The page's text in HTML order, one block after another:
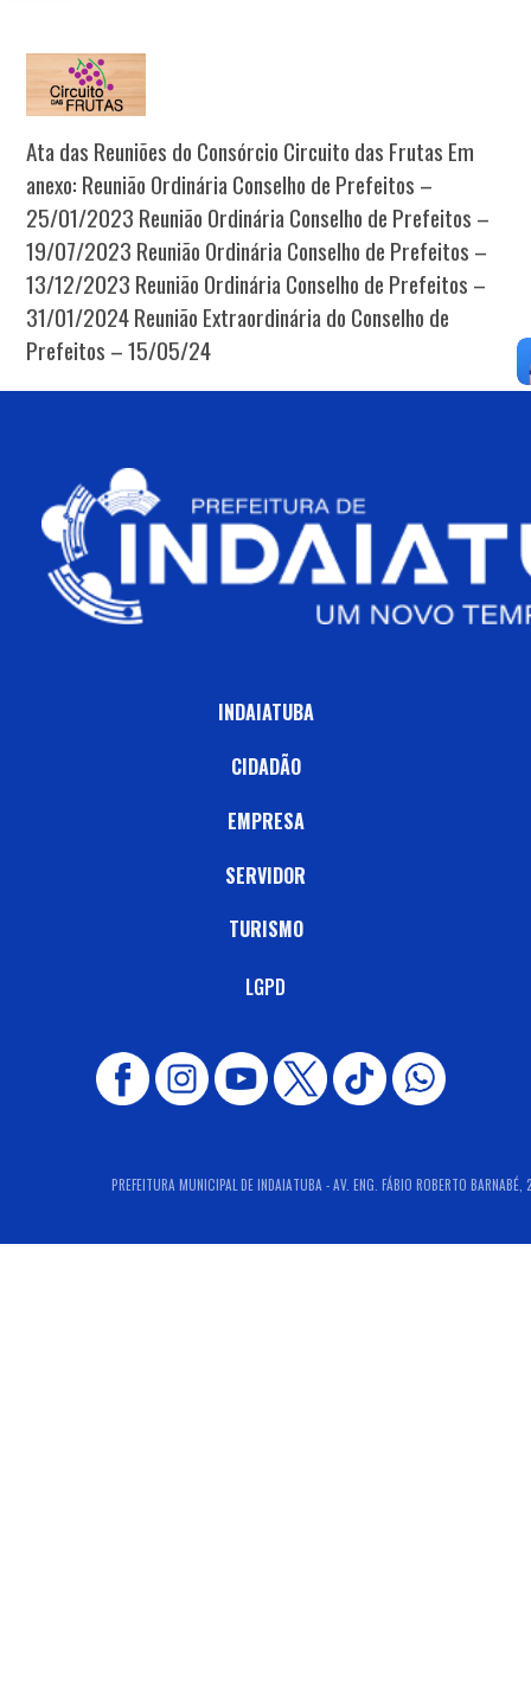
Ata das Reuniões do Consórcio Circuito das Frutas Em
anexo: Reunião Ordinária Conselho de Prefeitos –
25/01/2023 Reunião Ordinária Conselho de Prefeitos –
19/07/2023 Reunião Ordinária Conselho de Prefeitos –
13/12/2023 Reunião Ordinária Conselho de Prefeitos –
31/01/2024 Reunião Extraordinária do Conselho de
Prefeitos – 15/05/24
INDAIATUBA
CIDADÃO
EMPRESA
SERVIDOR
TURISMO
LGPD
PREFEITURA MUNICIPAL DE INDAIATUBA - AV. ENG. FÁBIO ROBERTO